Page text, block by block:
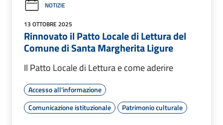
NOTIZIE
13 OTTOBRE 2025
Rinnovato il Patto Locale di Lettura del
Comune di Santa Margherita Ligure
Il Patto Locale di Lettura e come aderire
Accesso all'informazione
Comunicazione istituzionale
Patrimonio culturale